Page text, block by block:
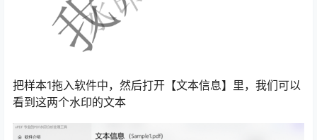
把样本1拖入软件中，然后打开【文本信息】里，我们可以
看到这两个水印的文本